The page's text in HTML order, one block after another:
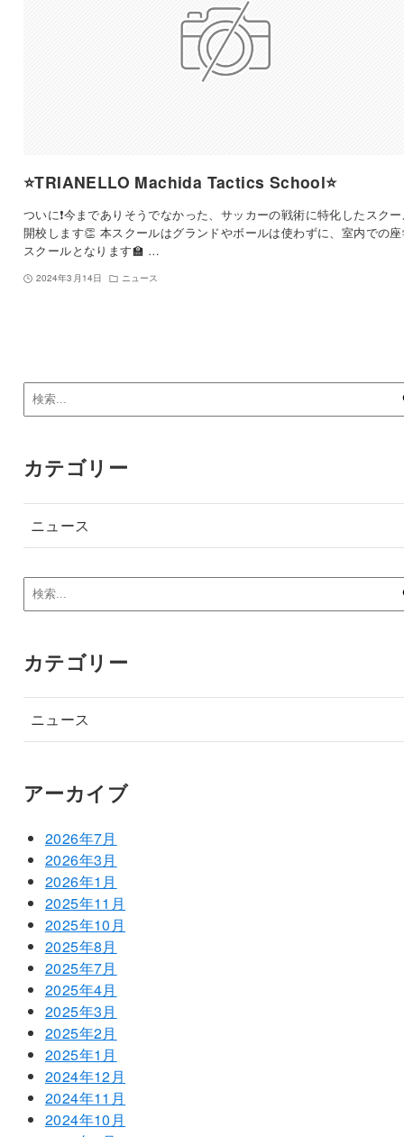
⭐️TRIANELLO Machida Tactics School⭐️
ついに❗️今までありそうでなかった、サッカーの戦術に特化したスク
開校します👏 本スクールはグランドやボールは使わずに、室内での
スクールとなります🏫 …
2024年3月14日 ニュース
カテゴリー
ニュース
カテゴリー
ニュース
アーカイブ
2026年7月
2026年3月
2026年1月
2025年11月
2025年10月
2025年8月
2025年7月
2025年4月
2025年3月
2025年2月
2025年1月
2024年12月
2024年11月
2024年10月